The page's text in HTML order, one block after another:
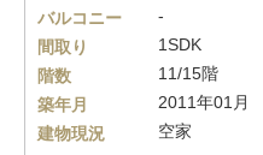
バルコニー
-
間取り
1SDK
階数
11/15階
築年月
2011年01月
建物現況
空家